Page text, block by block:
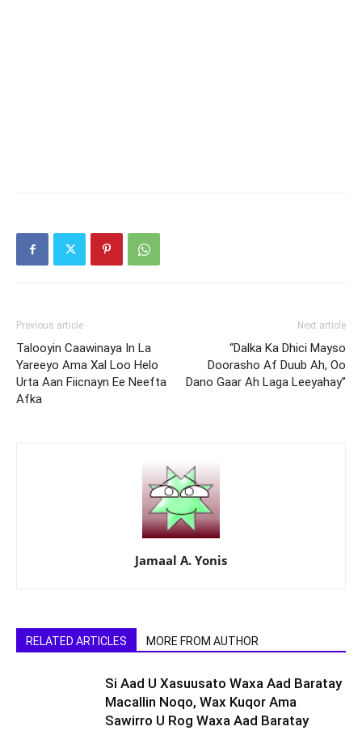
Previous article
Talooyin Caawinaya In La
Yareeyo Ama Xal Loo Helo
Urta Aan Fiicnayn Ee Neefta
Afka
Next article
“Dalka Ka Dhici Mayso
Doorasho Af Duub Ah, Oo
Dano Gaar Ah Laga Leeyahay”
Jamaal A. Yonis
RELATED ARTICLES MORE FROM AUTHOR
Si Aad U Xasuusato Waxa Aad Baratay
Macallin Noqo, Wax Kuqor Ama
Sawirro U Rog Waxa Aad Baratay